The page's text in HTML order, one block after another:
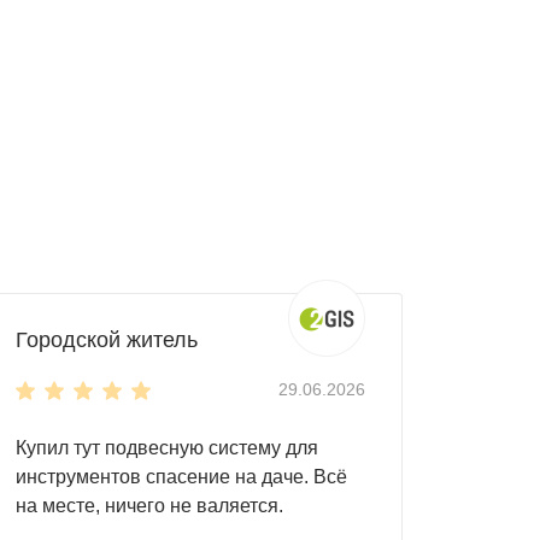
блоки. Ниже представлена схема
Городской житель
29.06.2026
Купил тут подвесную систему для
инструментов спасение на даче. Всё
на месте, ничего не валяется.